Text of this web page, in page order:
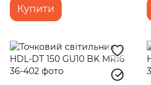
Купити